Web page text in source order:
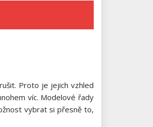
Proto je jejich vzhled
víc. Modelové řady
vybrat si přesně to,